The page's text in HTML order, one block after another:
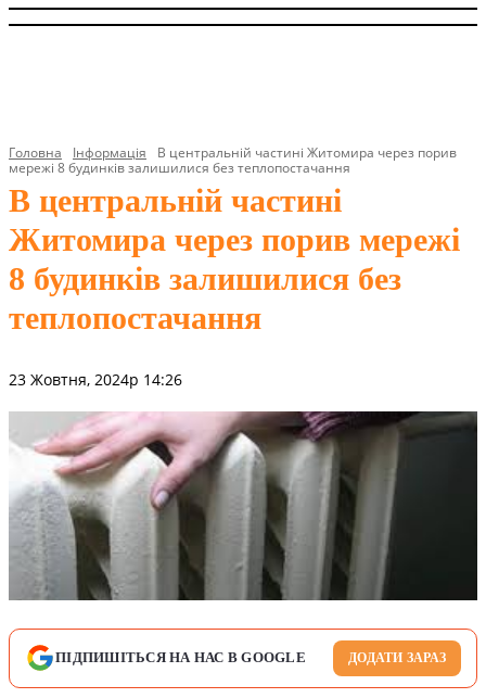
Головна Інформація
В центральній частині Житомира через порив
мережі 8 будинків залишилися без теплопостачання
В центральній частині
Житомира через порив мережі
8 будинків залишилися без
теплопостачання
23 Жовтня, 2024р 14:26
ПІДПИШІТЬСЯ НА НАС В GOOGLE ДОДАТИ ЗАРАЗ